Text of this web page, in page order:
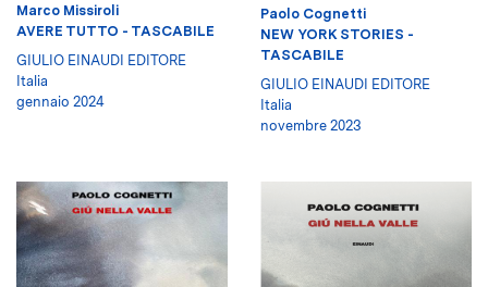
Marco Missiroli
AVERE TUTTO - TASCABILE
GIULIO EINAUDI EDITORE
Italia
gennaio 2024
Paolo Cognetti
NEW YORK STORIES -
TASCABILE
GIULIO EINAUDI EDITORE
Italia
novembre 2023